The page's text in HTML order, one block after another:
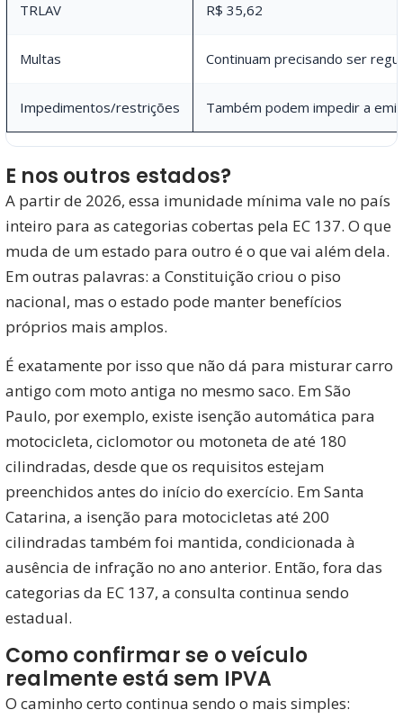
TRLAV R$ 35,62
Multas Continuam precisando ser
Impedimentos/restrições Também podem impedir a
E nos outros estados?
A partir de 2026, essa imunidade mínima vale no país
inteiro para as categorias cobertas pela EC 137. O que
muda de um estado para outro é o que vai além dela.
Em outras palavras: a Constituição criou o piso
nacional, mas o estado pode manter benefícios
próprios mais amplos.
É exatamente por isso que não dá para misturar carro
antigo com moto antiga no mesmo saco. Em São
Paulo, por exemplo, existe isenção automática para
motocicleta, ciclomotor ou motoneta de até 180
cilindradas, desde que os requisitos estejam
preenchidos antes do início do exercício. Em Santa
Catarina, a isenção para motocicletas até 200
cilindradas também foi mantida, condicionada à
ausência de infração no ano anterior. Então, fora das
categorias da EC 137, a consulta continua sendo
estadual.
Como confirmar se o veículo
realmente está sem IPVA
O caminho certo continua sendo o mais simples: